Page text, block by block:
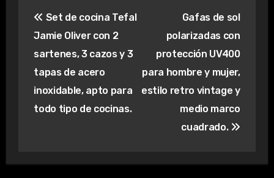
de
entradas
Set de cocina Tefal
Jamie Oliver con 2
sartenes, 3 cazos y 3
tapas de acero
inoxidable, apto para
todo tipo de cocinas.
Gafas de sol
polarizadas con
protección UV400
para hombre y mujer,
estilo retro vintage y
medio marco
cuadrado.